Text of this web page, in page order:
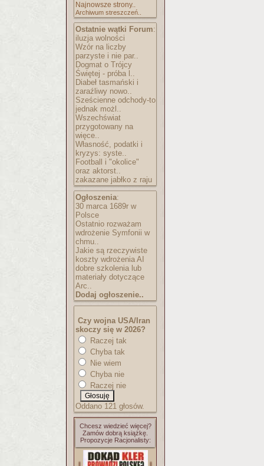
Najnowsze strony..
Archiwum streszczeń..
Ostatnie wątki Forum:
iluzja wolności
Wzór na liczby
parzyste i nie par..
Dogmat o Trójcy
Świętej - próba l..
Diabeł tasmański i
zaraźliwy nowo..
Sześcienne odchody-to
jednak możl..
Wszechświat
przygotowany na
więce..
Własność, podatki i
kryzys: syste..
Football i "okolice"
oraz aktorst..
zakazane jabłko z raju
Ogłoszenia:
30 marca 1689r w
Polsce
Ostatnio rozważam
wdrożenie Symfonii w
chmu..
Jakie są rzeczywiste
koszty wdrożenia AI
dobre szkolenia lub
materiały dotyczące
Arc..
Dodaj ogłoszenie..
Czy wojna USA/Iran
skoczy się w 2026?
Raczej tak
Chyba tak
Nie wiem
Chyba nie
Raczej nie
Oddano 121 głosów.
Chcesz wiedzieć więcej?
Zamów dobrą książkę.
Propozycje Racjonalisty: